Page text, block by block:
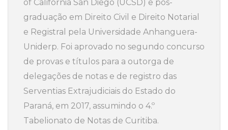
of California San Diego (UCSD) e pós-
graduação em Direito Civil e Direito Notarial
e Registral pela Universidade Anhanguera-
Uniderp. Foi aprovado no segundo concurso
de provas e títulos para a outorga de
delegações de notas e de registro das
Serventias Extrajudiciais do Estado do
Paraná, em 2017, assumindo o 4.º
Tabelionato de Notas de Curitiba.